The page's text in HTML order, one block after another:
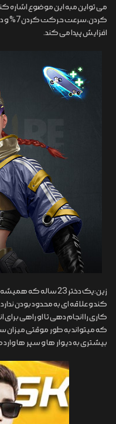
می تواین مبه این موضوع
افزایش پیدا می کند.
زین:یک دختر 23 ساله
کند و علاقه ای به محدود بودن
کاری را انجام دهی تا او راهی
بیشتری به دیوار ها و سپر ها وارد